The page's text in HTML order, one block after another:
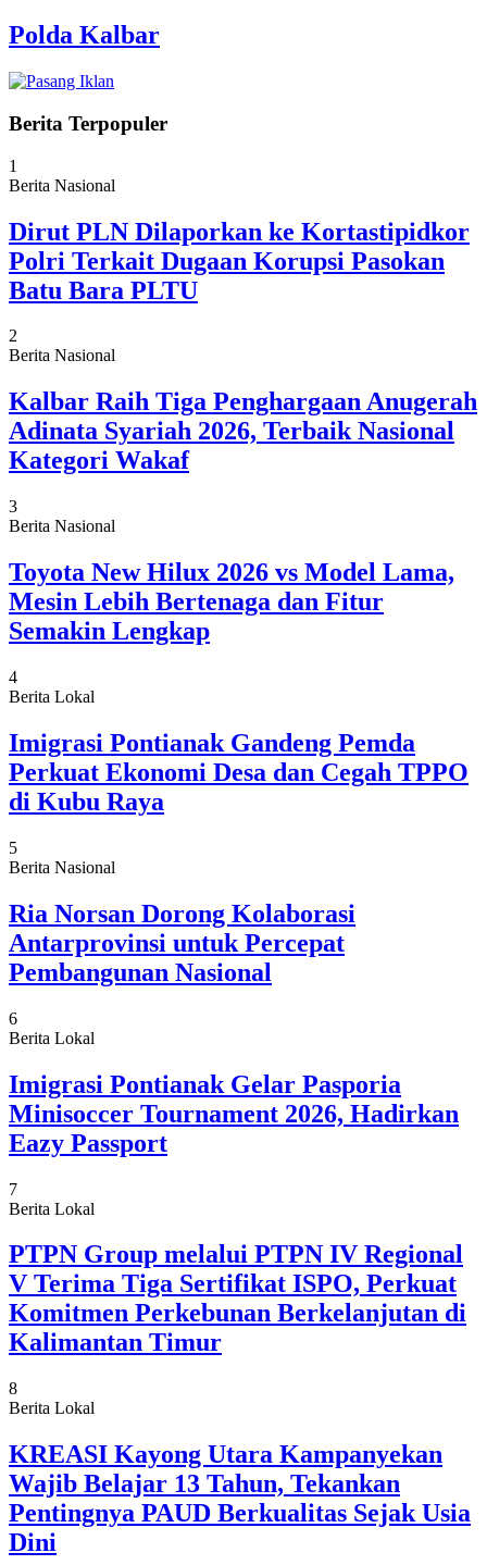
Polda Kalbar
Berita Terpopuler
1
Berita Nasional
Dirut PLN Dilaporkan ke Kortastipidkor
Polri Terkait Dugaan Korupsi Pasokan
Batu Bara PLTU
2
Berita Nasional
Kalbar Raih Tiga Penghargaan Anugerah
Adinata Syariah 2026, Terbaik Nasional
Kategori Wakaf
3
Berita Nasional
Toyota New Hilux 2026 vs Model Lama,
Mesin Lebih Bertenaga dan Fitur
Semakin Lengkap
4
Berita Lokal
Imigrasi Pontianak Gandeng Pemda
Perkuat Ekonomi Desa dan Cegah TPPO
di Kubu Raya
5
Berita Nasional
Ria Norsan Dorong Kolaborasi
Antarprovinsi untuk Percepat
Pembangunan Nasional
6
Berita Lokal
Imigrasi Pontianak Gelar Pasporia
Minisoccer Tournament 2026, Hadirkan
Eazy Passport
7
Berita Lokal
PTPN Group melalui PTPN IV Regional
V Terima Tiga Sertifikat ISPO, Perkuat
Komitmen Perkebunan Berkelanjutan di
Kalimantan Timur
8
Berita Lokal
KREASI Kayong Utara Kampanyekan
Wajib Belajar 13 Tahun, Tekankan
Pentingnya PAUD Berkualitas Sejak Usia
Dini